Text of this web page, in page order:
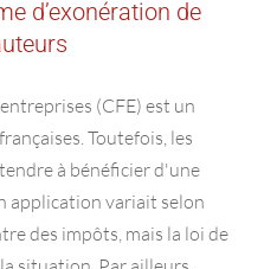
d’exonération de
(CFE) est un
Toutefois, les
à bénéficier d'une
application variait selon
des impôts, mais la loi de